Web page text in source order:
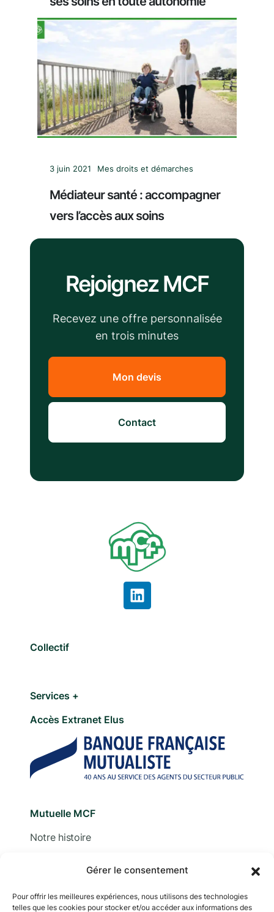
Gérer le consentement
Pour offrir les meilleures expériences, nous utilisons des technologies
telles que les cookies pour stocker et/ou accéder aux informations des
3 juin 2021 Mes droits et démarches
Médiateur santé : accompagner
vers l’accès aux soins
Rejoignez MCF
Recevez une offre personnalisée
en trois minutes
Mon devis
Contact
Collectif
Services +
Accès Extranet Elus
Mutuelle MCF
Notre histoire
Adhérer